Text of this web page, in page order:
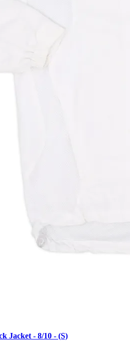
Jacket - 8/10 - (S)